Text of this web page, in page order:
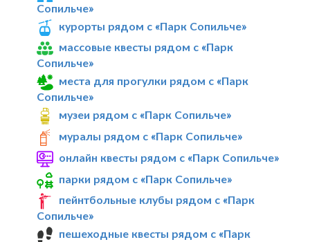
Сопильче»
курорты рядом с «Парк Сопильче»
массовые квесты рядом с «Парк
Сопильче»
места для прогулки рядом с «Парк
Сопильче»
музеи рядом с «Парк Сопильче»
муралы рядом с «Парк Сопильче»
онлайн квесты рядом с «Парк Сопильче»
парки рядом с «Парк Сопильче»
пейнтбольные клубы рядом с «Парк
Сопильче»
пешеходные квесты рядом с «Парк